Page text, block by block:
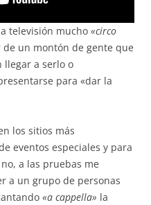
televisión mucho «circo
un montón de gente que
llegar a serlo o
para «dar la
los sitios más
eventos especiales y para
a las pruebas me
a un grupo de personas
«a cappella» la